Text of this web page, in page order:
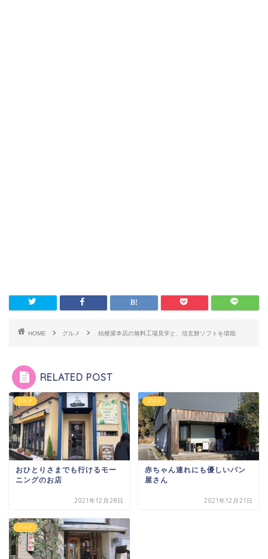
HOME グルメ 桔梗屋本店の無料工場見学と、信玄餅ソフトを堪能
RELATED POST
グルメ
おひとりさまでも行けるモー
ニングのお店
2021年12月28日
グルメ
赤ちゃん連れにも優しいパン
屋さん
2021年12月21日
グルメ